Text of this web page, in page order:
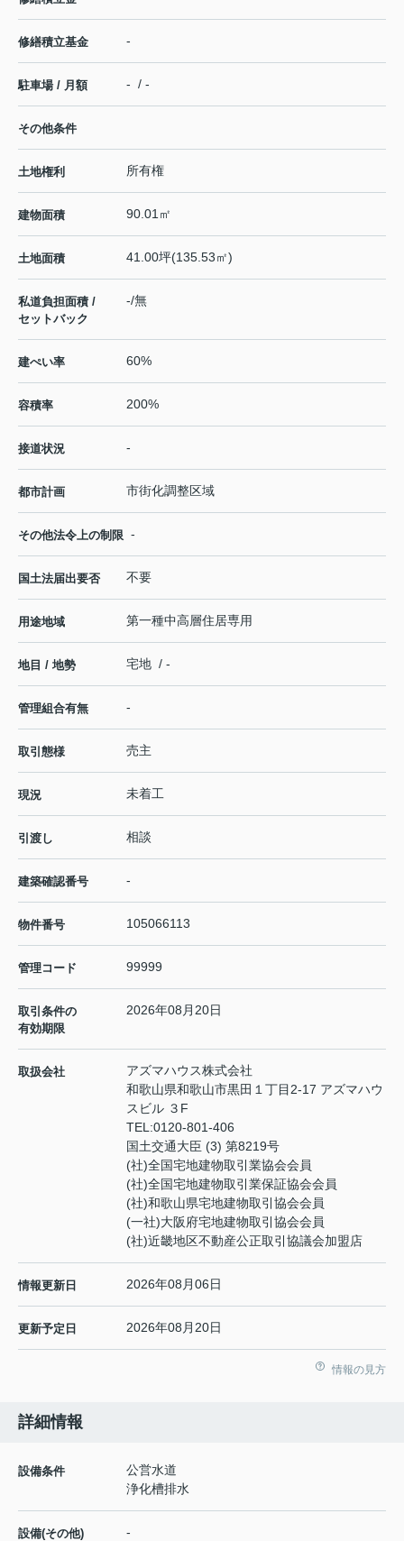
修繕積立基金 -
駐車場 / 月額 - / -
その他条件
土地権利 所有権
建物面積 90.01㎡
土地面積 41.00坪(135.53㎡)
私道負担面積 /
セットバック
-/無
建ぺい率 60%
容積率 200%
接道状況 -
都市計画 市街化調整区域
その他法令上の制限 -
国土法届出要否 不要
用途地域 第一種中高層住居専用
地目 / 地勢 宅地 / -
管理組合有無 -
取引態様 売主
現況 未着工
引渡し 相談
建築確認番号 -
物件番号 105066113
管理コード 99999
取引条件の
有効期限
2026年08月20日
取扱会社
アズマハウス株式会社
和歌山県和歌山市黒田１丁目2-17 アズマハウ
スビル ３F
TEL:0120-801-406
国土交通大臣 (3) 第8219号
(社)全国宅地建物取引業協会会員
(社)全国宅地建物取引業保証協会会員
(社)和歌山県宅地建物取引協会会員
(一社)大阪府宅地建物取引協会会員
(社)近畿地区不動産公正取引協議会加盟店
情報更新日 2026年08月06日
更新予定日 2026年08月20日
情報の見方
詳細情報
設備条件
公営水道
浄化槽排水
設備(その他) -